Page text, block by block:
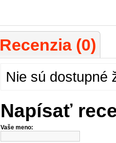
Recenzia (0)
Nie sú dostupné
Napísať
Vaše meno: